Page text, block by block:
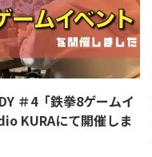
＃4「鉄拳8ゲームイ
KURAにて開催しま